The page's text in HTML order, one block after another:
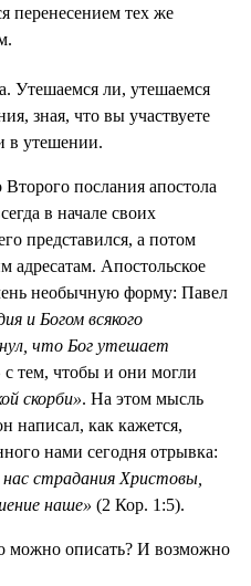
перенесением тех же
Утешаемся ли, утешаемся
зная, что вы участвуете
в утешении.
Второго послания апостола
в начале своих
представился, а потом
адресатам. Апостольское
необычную форму: Павел
и Богом всякого
что Бог утешает
с тем, чтобы и они могли
скорби». На этом мысль
написал, как кажется,
нами сегодня отрывка:
страдания Христовы,
наше» (2 Кор. 1:5).
можно описать? И возможно